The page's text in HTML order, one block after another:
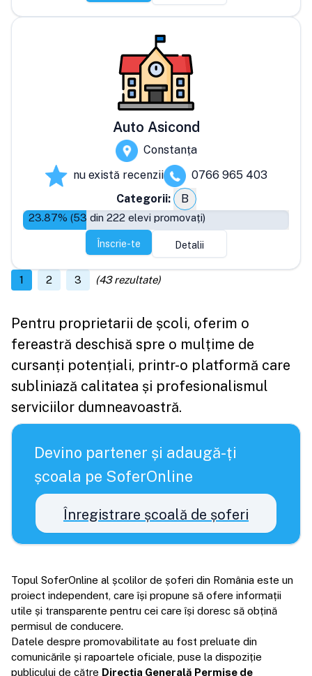
Auto Asicond
Constanța
nu există recenzii
0766 965 403
Categorii:
B
23.87% (53 din 222 elevi promovați)
Înscrie-te Detalii
1 2 3 (43rezultate)
Pentru proprietarii de școli, oferim o
fereastră deschisă spre o mulțime de
cursanți potențiali, printr-o platformă care
subliniază calitatea și profesionalismul
serviciilor dumneavoastră.
Devino partener și adaugă-ți
școala pe SoferOnline
Înregistrare școală de șoferi
Topul SoferOnline al școlilor de șoferi din România este un
proiect independent, care își propune să ofere informații
utile și transparente pentru cei care își doresc să obțină
permisul de conducere.
Datele despre promovabilitate au fost preluate din
comunicările și rapoartele oficiale, puse la dispoziție
publicului de către Direcția Generală Permise de